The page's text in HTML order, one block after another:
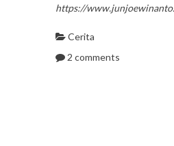
https://
Cerita
2 comments